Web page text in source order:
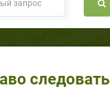
следовать